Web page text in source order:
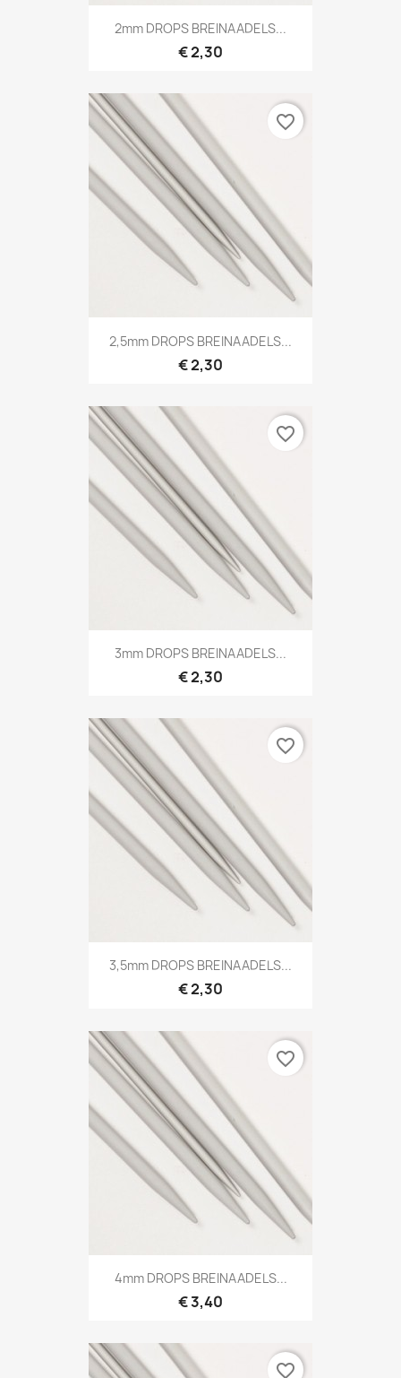
2mm DROPS BREINAADELS...
€ 2,30
2,5mm DROPS BREINAADELS...
€ 2,30
favorite_border
3mm DROPS BREINAADELS...
€ 2,30
favorite_border
3,5mm DROPS BREINAADELS...
€ 2,30
favorite_border
4mm DROPS BREINAADELS...
€ 3,40
favorite_border
favorite_border